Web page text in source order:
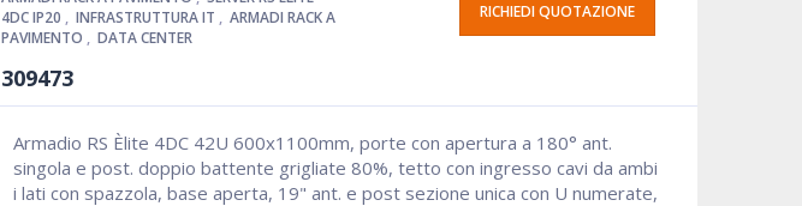
4DC IP20,INFRASTRUTTURA IT,ARMADI RACK A
PAVIMENTO,DATA CENTER
309473
RICHIEDI QUOTAZIONE
Armadio RS Èlite 4DC 42U 600x1100mm, porte con apertura a 180° ant.
singola e post. doppio battente grigliate 80%, tetto con ingresso cavi da ambi
i lati con spazzola, base aperta, 19" ant. e post sezione unica con U numerate,